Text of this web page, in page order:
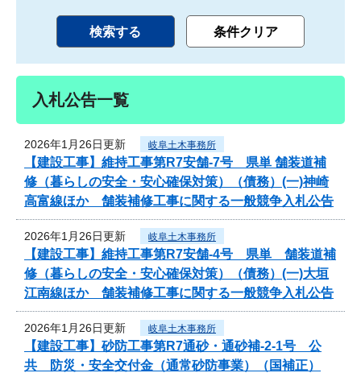
入札公告一覧
2026年1月26日更新 岐阜土木事務所
【建設工事】維持工事第R7安舗-7号 県単 舗装道補
修（暮らしの安全・安心確保対策）（債務）(一)神崎
高富線ほか 舗装補修工事に関する一般競争入札公告
2026年1月26日更新 岐阜土木事務所
【建設工事】維持工事第R7安舗-4号 県単 舗装道補
修（暮らしの安全・安心確保対策）（債務）(一)大垣
江南線ほか 舗装補修工事に関する一般競争入札公告
2026年1月26日更新 岐阜土木事務所
【建設工事】砂防工事第R7通砂・通砂補-2-1号 公
共 防災・安全交付金（通常砂防事業）（国補正）